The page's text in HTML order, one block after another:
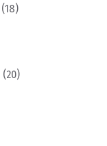
(18)
(20)